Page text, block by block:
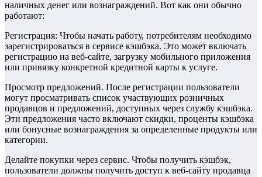
наличных денег или вознаграждений. Вот как они обычно
работают:
Регистрация: Чтобы начать работу, потребителям необходимо
зарегистрироваться в сервисе кэшбэка. Это может включать
регистрацию на веб-сайте, загрузку мобильного приложения
или привязку конкретной кредитной карты к услуге.
Просмотр предложений. После регистрации пользователи
могут просматривать список участвующих розничных
продавцов и предложений, доступных через службу кэшбэка.
Эти предложения часто включают скидки, проценты кэшбэка
или бонусные вознаграждения за определенные продукты или
категории.
Делайте покупки через сервис. Чтобы получить кэшбэк,
пользователи должны получить доступ к веб-сайту продавца